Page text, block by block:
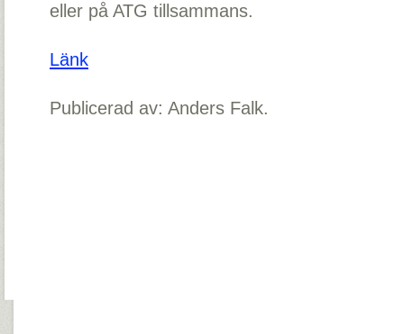
eller på ATG tillsammans.
Länk
Publicerad av: Anders Falk.